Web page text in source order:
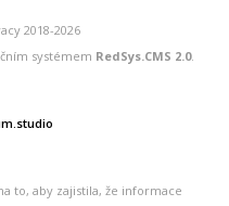
2018-2026
systémem RedSys.CMS 2.0.
to, aby zajistila, že informace